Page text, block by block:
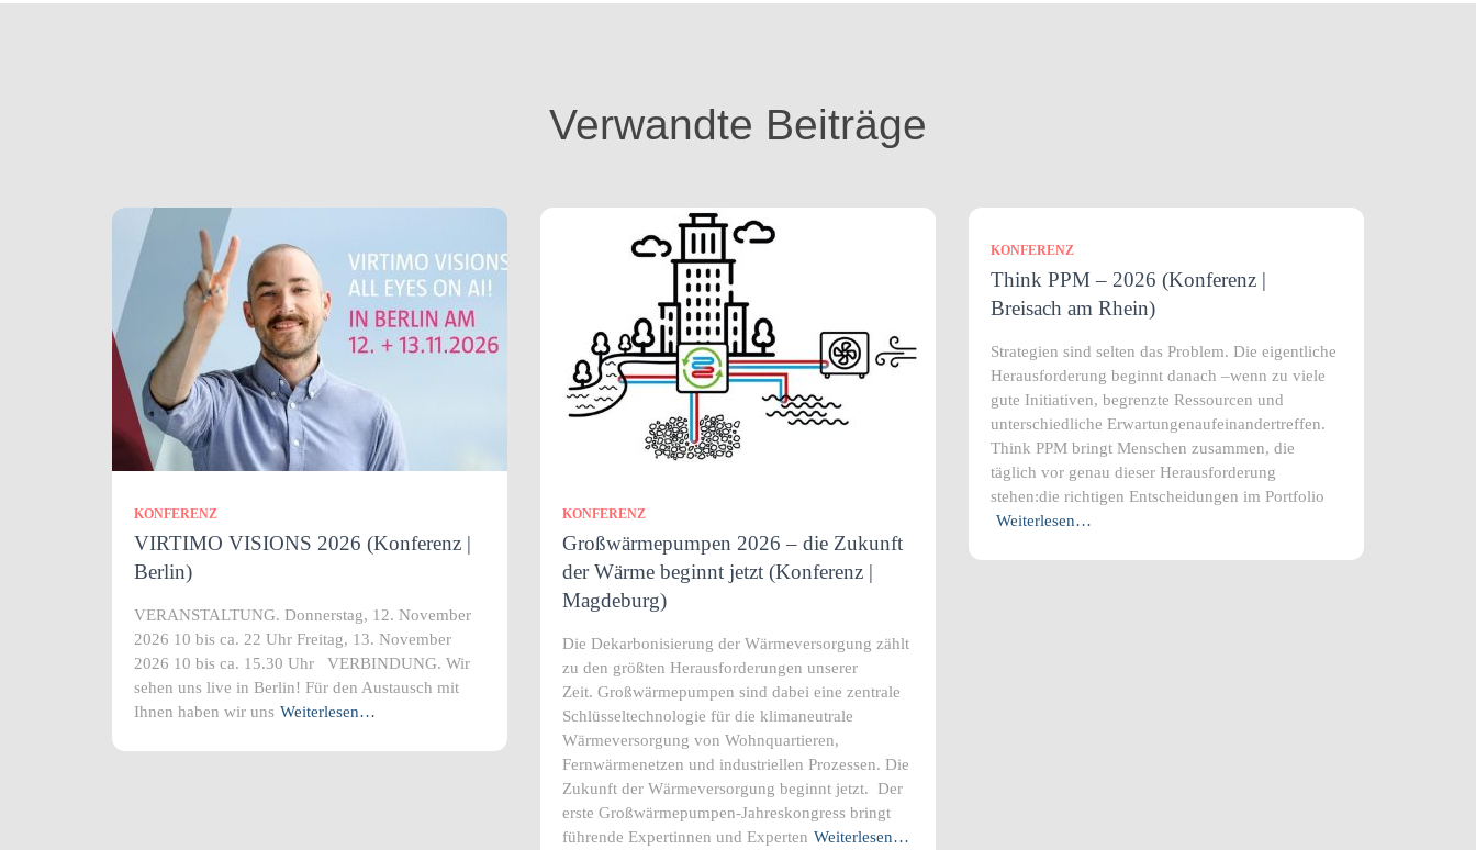
Verwandte Beiträge
KONFERENZ
VIRTIMO VISIONS 2026 (Konferenz |
Berlin)
VERANSTALTUNG. Donnerstag, 12. November
2026 10 bis ca. 22 Uhr Freitag, 13. November
2026 10 bis ca. 15.30 Uhr VERBINDUNG. Wir
sehen uns live in Berlin! Für den Austausch mit
Ihnen haben wir uns Weiterlesen…
KONFERENZ
Großwärmepumpen 2026 – die Zukunft
der Wärme beginnt jetzt (Konferenz |
Magdeburg)
Die Dekarbonisierung der Wärmeversorgung zählt
zu den größten Herausforderungen unserer
Zeit. Großwärmepumpen sind dabei eine zentrale
Schlüsseltechnologie für die klimaneutrale
Wärmeversorgung von Wohnquartieren,
Fernwärmenetzen und industriellen Prozessen. Die
Zukunft der Wärmeversorgung beginnt jetzt. Der
erste Großwärmepumpen-Jahreskongress bringt
führende Expertinnen und Experten Weiterlesen…
KONFERENZ
Think PPM – 2026 (Konferenz |
Breisach am Rhein)
Strategien sind selten das Problem. Die eigentliche
Herausforderung beginnt danach –wenn zu viele
gute Initiativen, begrenzte Ressourcen und
unterschiedliche Erwartungenaufeinandertreffen.
Think PPM bringt Menschen zusammen, die
täglich vor genau dieser Herausforderung
stehen:die richtigen Entscheidungen im Portfolio
Weiterlesen…